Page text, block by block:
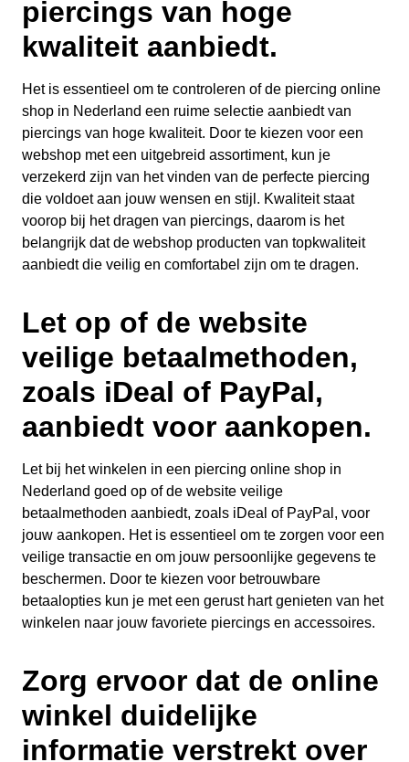
piercings van hoge
kwaliteit aanbiedt.
Het is essentieel om te controleren of de piercing online
shop in Nederland een ruime selectie aanbiedt van
piercings van hoge kwaliteit. Door te kiezen voor een
webshop met een uitgebreid assortiment, kun je
verzekerd zijn van het vinden van de perfecte piercing
die voldoet aan jouw wensen en stijl. Kwaliteit staat
voorop bij het dragen van piercings, daarom is het
belangrijk dat de webshop producten van topkwaliteit
aanbiedt die veilig en comfortabel zijn om te dragen.
Let op of de website
veilige betaalmethoden,
zoals iDeal of PayPal,
aanbiedt voor aankopen.
Let bij het winkelen in een piercing online shop in
Nederland goed op of de website veilige
betaalmethoden aanbiedt, zoals iDeal of PayPal, voor
jouw aankopen. Het is essentieel om te zorgen voor een
veilige transactie en om jouw persoonlijke gegevens te
beschermen. Door te kiezen voor betrouwbare
betaalopties kun je met een gerust hart genieten van het
winkelen naar jouw favoriete piercings en accessoires.
Zorg ervoor dat de online
winkel duidelijke
informatie verstrekt over